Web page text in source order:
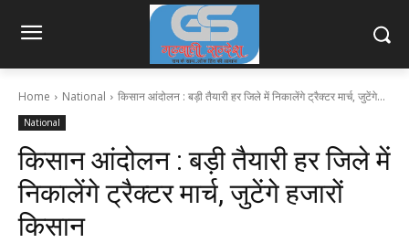
Home National किसान आंदोलन : बड़ी तैयारी हर जिले में निकालेंगे ट्रैक्टर मार्च, जुटेंगे...
National
किसान आंदोलन : बड़ी तैयारी हर जिले में
निकालेंगे ट्रैक्टर मार्च, जुटेंगे हजारों
किसान